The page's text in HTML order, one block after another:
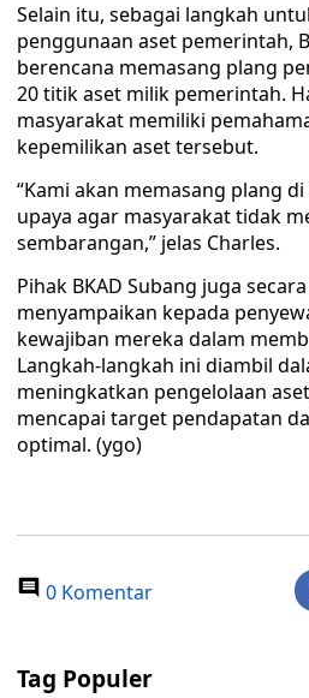
Selain itu, sebagai langkah
penggunaan aset pemerintah,
berencana memasang plang
20 titik aset milik pemerintah.
masyarakat memiliki
kepemilikan aset tersebut.
“Kami akan memasang plang
upaya agar masyarakat tidak
sembarangan,” jelas Charles.
Pihak BKAD Subang juga
menyampaikan kepada
kewajiban mereka dalam
Langkah-langkah ini diambil
meningkatkan pengelolaan
mencapai target pendapatan
optimal. (ygo)
0 Komentar
Tag Populer